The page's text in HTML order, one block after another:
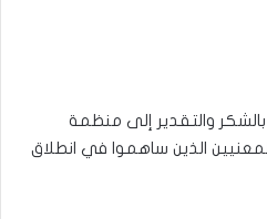
والتقدير إلى منظمة
الذين ساهموا في انطلاق